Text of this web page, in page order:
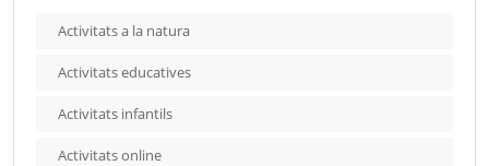
Activitats a la natura
Activitats educatives
Activitats infantils
Activitats online